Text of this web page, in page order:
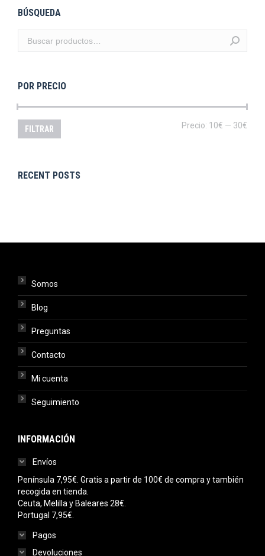
BÚSQUEDA
POR PRECIO
FILTRAR Precio: 10€ — 30€
RECENT POSTS
Somos
Blog
Preguntas
Contacto
Mi cuenta
Seguimiento
INFORMACIÓN
Envíos
Península 7,95€. Gratis a partir de 100€ de compra y también
recogida en tienda.
Ceuta, Melilla y Baleares 28€.
Portugal 7,95€.
Pagos
Devoluciones